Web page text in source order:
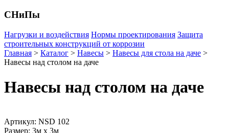
СНиПы
Нагрузки и воздействия Нормы проектирования Защита
строительных конструкций от коррозии
Главная > Каталог > Навесы > Навесы для стола на даче >
Навесы над столом на даче
Навесы над столом на даче
Артикул: NSD 102
Размер: 3м х 3м